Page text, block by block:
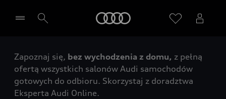
Wybierz Twojego Partnera Audi
Zapoznaj się, bez wychodzenia z domu, z pełną
ofertą wszystkich salonów Audi samochodów
gotowych do odbioru. Skorzystaj z doradztwa
Eksperta Audi Online.